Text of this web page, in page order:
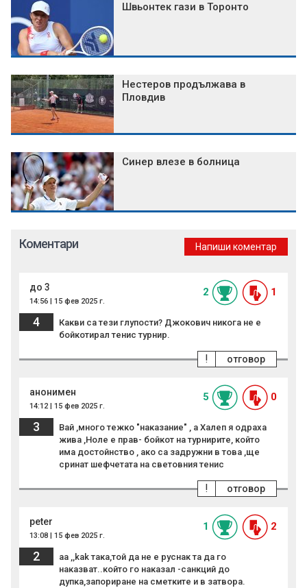
Швьонтек гази в Торонто
Нестеров продължава в
Пловдив
Синер влезе в болница
Коментари Напиши коментар
до 3
14:56 | 15 фев 2025 г.
2 1
4
Какви са тези глупости? Джокович никога не е
бойкотирал тенис турнир.
отговор
!
анонимен
14:12 | 15 фев 2025 г.
5 0
3
Вай ,много тежко "наказание" , а Халеп я одраха
жива ,Ноле е прав- бойкот на турнирите, който
има достойнство , ако са задружни в това ,ще
сринат шефчетата на световния тенис
отговор
!
peter
13:08 | 15 фев 2025 г.
1 2
2
aa ,,kak така,той да не е руснак та да го
наказват..който го наказал -санкций до
дупка,запориране на сметките и в затвора.